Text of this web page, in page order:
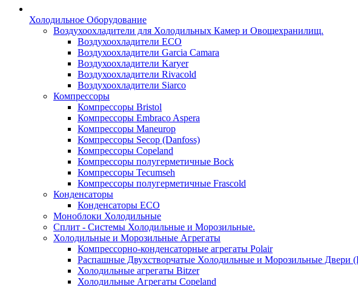
Холодильное Оборудование
Воздухоохладители для Холодильных Камер и Овощехранилищ.
Воздухоохладители ECO
Воздухоохладители Garcia Camara
Воздухоохладители Karyer
Воздухоохладители Rivacold
Воздухоохладители Siarco
Компрессоры
Компрессоры Bristol
Компрессоры Embraco Aspera
Компрессоры Maneurop
Компрессоры Secop (Danfoss)
Компрессоры Copeland
Компрессоры полугерметичные Bock
Компрессоры Tecumseh
Компрессоры полугерметичные Frascold
Конденсаторы
Конденсаторы ECO
Моноблоки Холодильные
Сплит - Системы Холодильные и Морозильные.
Холодильные и Морозильные Агрегаты
Компрессорно-конденсаторные агрегаты Polair
Распашные Двухстворчатые Холодильные и Морозильные Двери
Холодильные агрегаты Bitzer
Холодильные Агрегаты Copeland